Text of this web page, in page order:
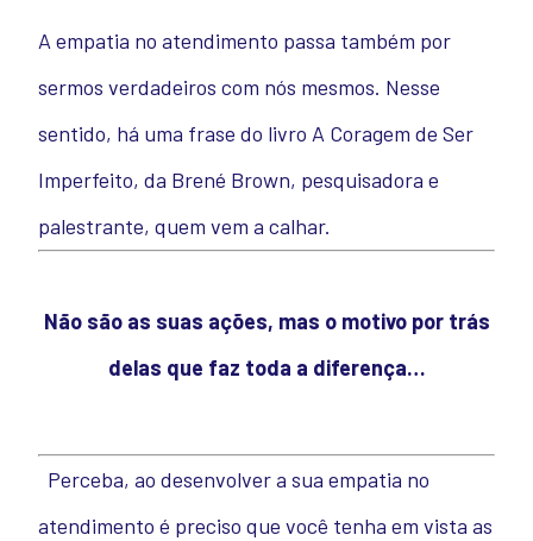
A empatia no atendimento passa também por
sermos verdadeiros com nós mesmos. Nesse
sentido, há uma frase do livro A Coragem de Ser
Imperfeito, da Brené Brown, pesquisadora e
palestrante, quem vem a calhar.
Não são as suas ações, mas o motivo por trás
delas que faz toda a diferença…
Perceba, ao desenvolver a sua empatia no
atendimento é preciso que você tenha em vista as